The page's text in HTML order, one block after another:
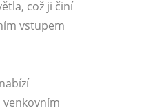
což ji činí
vstupem